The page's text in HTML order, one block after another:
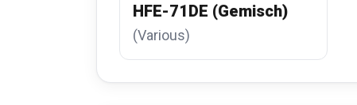
HFE-71DE (Gemisch)
(Various)